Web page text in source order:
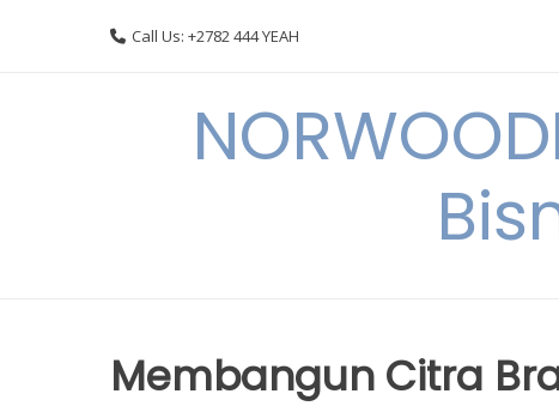
Call Us: +2782 444 YEAH
Membangun Citra